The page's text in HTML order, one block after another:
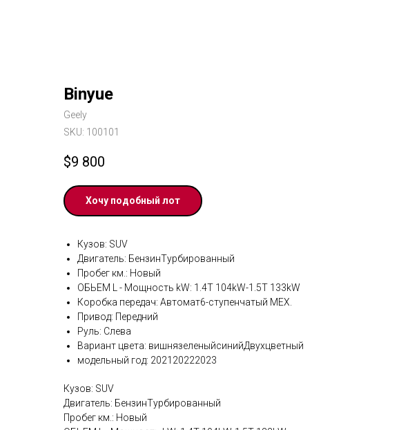
Binyue
Geely
SKU: 100101
$9 800
Хочу подобный лот
Кузов: SUV
Двигатель: БензинТурбированный
Пробег км.: Новый
ОБЬЕМ L - Мощность kW: 1.4T 104kW-1.5T 133kW
Коробка передач: Автомат6-ступенчатый MЕХ.
Привод: Передний
Руль: Слева
Вариант цвета: вишнязеленыйсинийДвухцветный
модельный год: 202120222023
Кузов: SUV
Двигатель: БензинТурбированный
Пробег км.: Новый